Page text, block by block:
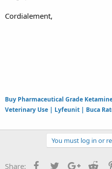
Cordialement,
Buy Pharmaceutical Grade
Veterinary Use | Lyfeunit | Buca
You must log in or
Share: FacebookTwitterGoogle+